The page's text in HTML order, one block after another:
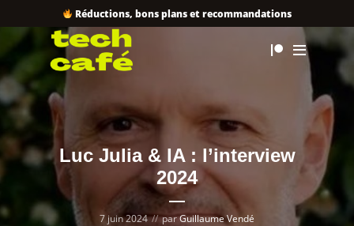
Réductions, bons plans et recommandations
Luc Julia & IA : l’interview
2024
7 juin 2024 parGuillaume Vendé